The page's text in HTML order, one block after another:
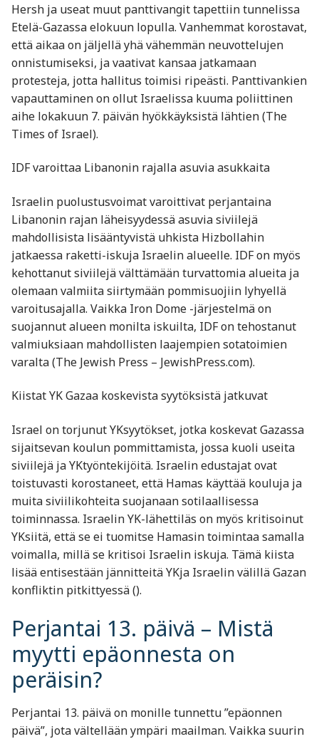
Hersh ja useat muut panttivangit tapettiin tunnelissa
Etelä-Gazassa elokuun lopulla. Vanhemmat korostavat,
että aikaa on jäljellä yhä vähemmän neuvottelujen
onnistumiseksi, ja vaativat kansaa jatkamaan
protesteja, jotta hallitus toimisi ripeästi. Panttivankien
vapauttaminen on ollut Israelissa kuuma poliittinen
aihe lokakuun 7. päivän hyökkäyksistä lähtien ​(The
Times of Israel).
IDF varoittaa Libanonin rajalla asuvia asukkaita
Israelin puolustusvoimat varoittivat perjantaina
Libanonin rajan läheisyydessä asuvia siviilejä
mahdollisista lisääntyvistä uhkista Hizbollahin
jatkaessa raketti-iskuja Israelin alueelle. IDF on myös
kehottanut siviilejä välttämään turvattomia alueita ja
olemaan valmiita siirtymään pommisuojiin lyhyellä
varoitusajalla. Vaikka Iron Dome -järjestelmä on
suojannut alueen monilta iskuilta, IDF on tehostanut
valmiuksiaan mahdollisten laajempien sotatoimien
varalta​ (The Jewish Press – JewishPress.com).
Kiistat YK Gazaa koskevista syytöksistä jatkuvat
Israel on torjunut YKsyytökset, jotka koskevat Gazassa
sijaitsevan koulun pommittamista, jossa kuoli useita
siviilejä ja YKtyöntekijöitä. Israelin edustajat ovat
toistuvasti korostaneet, että Hamas käyttää kouluja ja
muita siviilikohteita suojanaan sotilaallisessa
toiminnassa. Israelin YK-lähettiläs on myös kritisoinut
YKsiitä, että se ei tuomitse Hamasin toimintaa samalla
voimalla, millä se kritisoi Israelin iskuja. Tämä kiista
lisää entisestään jännitteitä YKja Israelin välillä Gazan
konfliktin pitkittyessä ​().
Perjantai 13. päivä – Mistä
myytti epäonnesta on
peräisin?
Perjantai 13. päivä on monille tunnettu ”epäonnen
päivä”, jota vältellään ympäri maailman. Vaikka suurin